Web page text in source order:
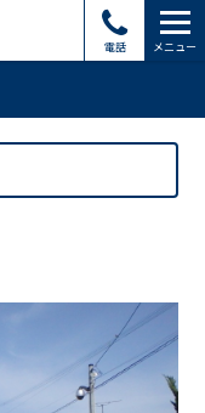
電話 メニュー